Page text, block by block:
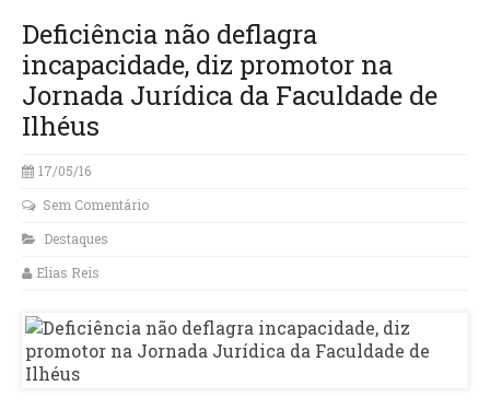
Deficiência não deflagra
incapacidade, diz promotor na
Jornada Jurídica da Faculdade de
Ilhéus
17/05/16
Sem Comentário
Destaques
Elias Reis